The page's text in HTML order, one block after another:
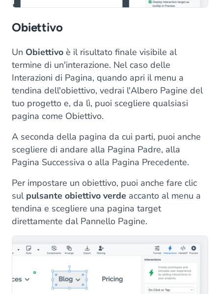
Obiettivo
Un Obiettivo è il risultato finale visibile al
termine di un'interazione. Nel caso delle
Interazioni di Pagina, quando apri il menu a
tendina dell'obiettivo, vedrai l'Albero Pagine del
tuo progetto e, da lì, puoi scegliere qualsiasi
pagina come Obiettivo.
A seconda della pagina da cui parti, puoi anche
scegliere di andare alla Pagina Padre, alla
Pagina Successiva o alla Pagina Precedente.
Per impostare un obiettivo, puoi anche fare clic
sul pulsante obiettivo verde accanto al menu a
tendina e scegliere una pagina target
direttamente dal Pannello Pagine.